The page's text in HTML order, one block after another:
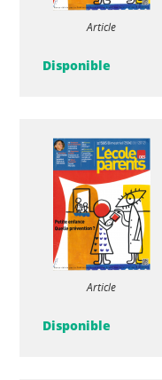
Article
Disponible
Article
Disponible